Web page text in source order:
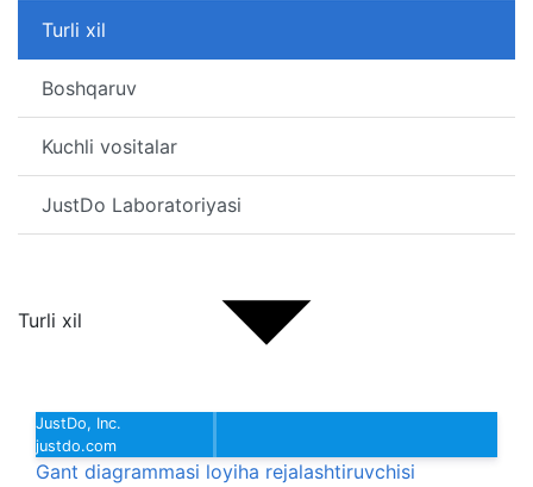
Turli xil
Boshqaruv
Kuchli vositalar
JustDo Laboratoriyasi
Turli xil
JustDo, Inc.
justdo.com
Gant diagrammasi loyiha rejalashtiruvchisi